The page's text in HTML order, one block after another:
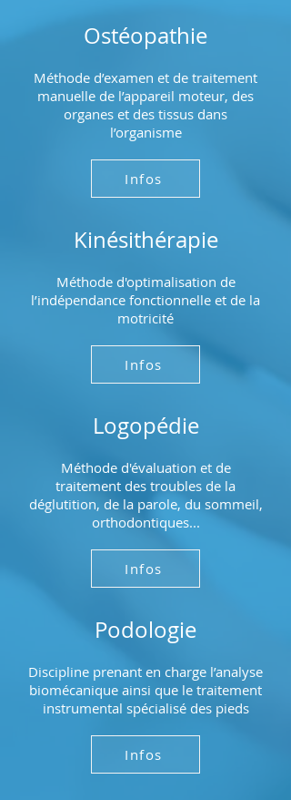
Ostéopathie
Méthode d’examen et de traitement
manuelle de l’appareil moteur, des
organes et des tissus dans
l’organisme
Infos
Kinésithérapie
Méthode d'optimalisation de
l’indépendance fonctionnelle et de la
motricité
Infos
Logopédie
Méthode d'évaluation et de
traitement des troubles de la
déglutition, de la parole, du sommeil,
orthodontiques...
Infos
Podologie
Discipline prenant en charge l’analyse
biomécanique ainsi que le traitement
instrumental spécialisé des pieds
Infos